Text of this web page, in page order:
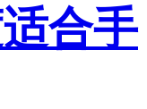
合手